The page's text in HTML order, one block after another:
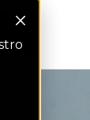
factura